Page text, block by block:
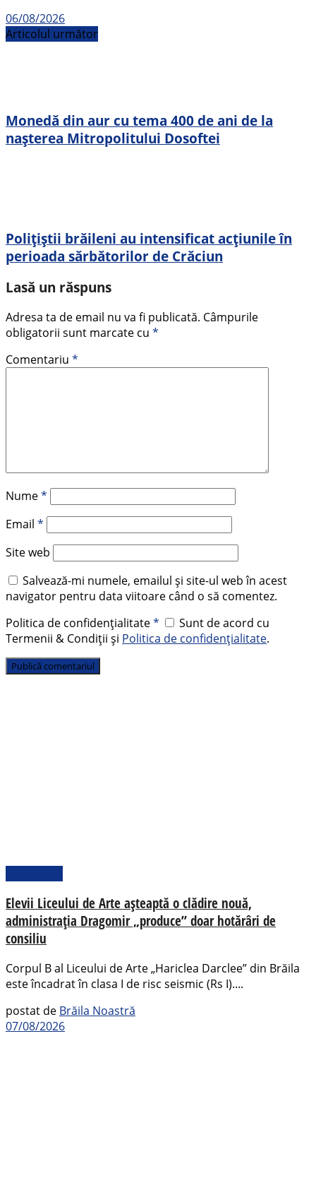
06/08/2026
Articolul următor
Monedă din aur cu tema 400 de ani de la
nașterea Mitropolitului Dosoftei
Polițiștii brăileni au intensificat acțiunile în
perioada sărbătorilor de Crăciun
Lasă un răspuns
Adresa ta de email nu va fi publicată. Câmpurile
obligatorii sunt marcate cu *
Comentariu *
Nume*
Email *
Site web
Salvează-mi numele, emailul și site-ul web în acest
navigator pentru data viitoare când o să comentez.
Politica de confidențialitate*
Sunt de acord cu
Termenii & Condiții și Politica de confidențialitate.
Elevii Liceului de Arte așteaptă o clădire nouă,
administrația Dragomir „produce” doar hotărâri de
consiliu
Corpul B al Liceului de Arte „Hariclea Darclee” din Brăila
este încadrat în clasa I de risc seismic (Rs I)....
postat de Brăila Noastră
07/08/2026